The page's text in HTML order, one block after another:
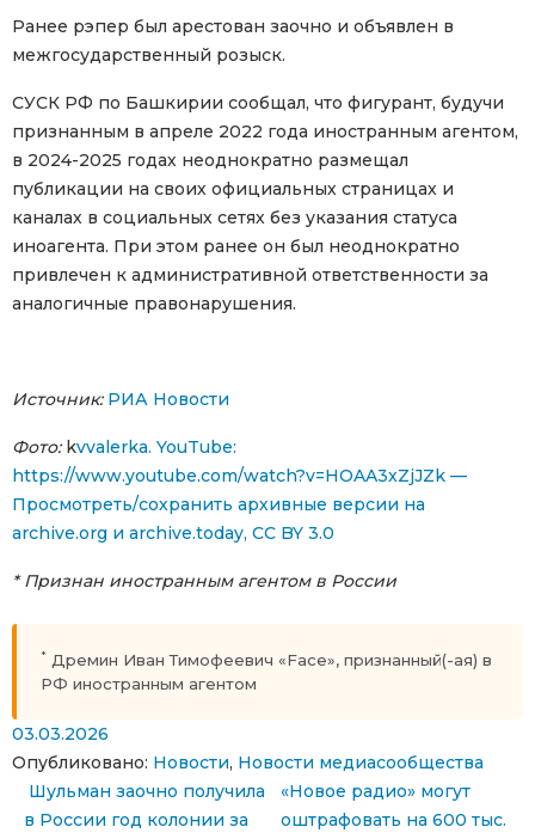
Ранее рэпер был арестован заочно и объявлен в
межгосударственный розыск.
СУСК РФ по Башкирии сообщал, что фигурант, будучи
признанным в апреле 2022 года иностранным агентом,
в 2024-2025 годах неоднократно размещал
публикации на своих официальных страницах и
каналах в социальных сетях без указания статуса
иноагента. При этом ранее он был неоднократно
привлечен к административной ответственности за
аналогичные правонарушения.
Источник: РИА Новости
Фото:kvvalerka. YouTube:
https://www.youtube.com/watch?v=HOAA3xZjJZk —
Просмотреть/сохранить архивные версии на
archive.org и archive.today, CC BY 3.0
* Признан иностранным агентом в России
* Дремин Иван Тимофеевич «Face», признанный(-ая) в
РФ иностранным агентом
03.03.2026
Опубликовано: Новости, Новости медиасообщества
Навигация по записям
Шульман заочно получила
в России год колонии за
«Новое радио» могут
оштрафовать на 600 тыс.